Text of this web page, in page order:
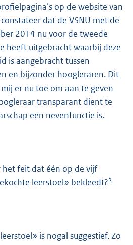
op de website van
dat de VSNU met de
2014 nu voor de tweede
heeft uitgebracht waarbij deze
is aangebracht tussen
en bijzonder hoogleraren. Dit
er nu toe om aan te geven
transparant dient te
een nevenfunctie is.
het feit dat één op de vijf
leerstoel» bekleedt?5
is nogal suggestief. Zo